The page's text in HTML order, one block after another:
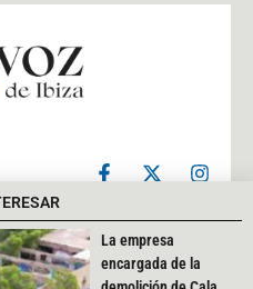
F
a
e
b
o
o
X
-
w
i
t
t
I
n
t
g
r
Política de privacidad
La empresa
encargada de la